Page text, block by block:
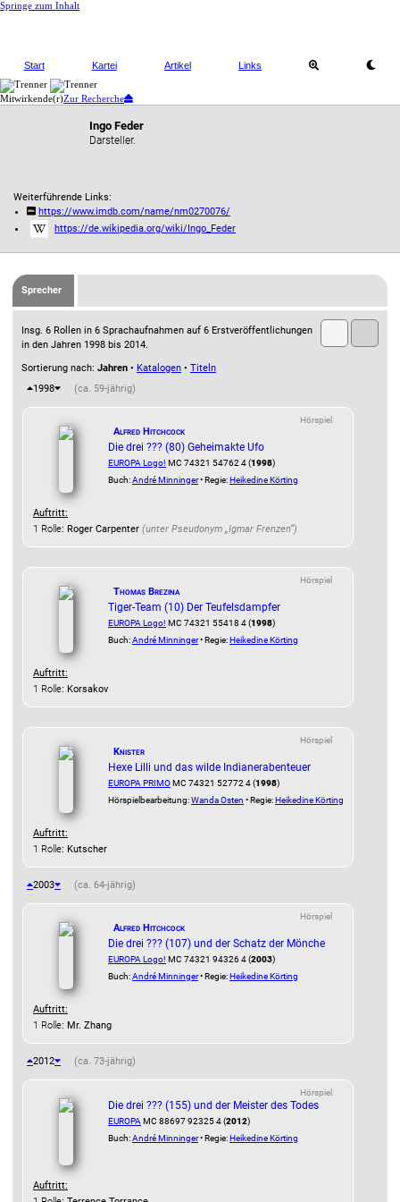
Springe zum Inhalt
Start Kartei Artikel Links
Mitwirkende(r)Zur Recherche
Ingo Feder
Darsteller.
Weiterführende Links:
https://www.imdb.com/name/nm0270076/
https://de.wikipedia.org/wiki/Ingo_Feder
Sprecher
Insg. 6 Rollen in 6 Sprachaufnahmen auf 6 Erstveröffentlichungen
in den Jahren 1998 bis 2014.
Sortierung nach: Jahren • Katalogen • Titeln
1998
(ca. 59-jährig)
Hörspiel
Alfred Hitchcock
Die drei ??? (80) Geheimakte Ufo
EUROPA Logo! MC 74321 54762 4 (1998)
Buch:André Minninger• Regie:Heikedine Körting
Auftritt:
1 Rolle: Roger Carpenter (unter Pseudonym „Igmar Frenzen“)
Hörspiel
Thomas Brezina
Tiger-Team (10) Der Teufelsdampfer
EUROPA Logo! MC 74321 55418 4 (1998)
Buch:André Minninger• Regie:Heikedine Körting
Auftritt:
1 Rolle: Korsakov
Hörspiel
Knister
Hexe Lilli und das wilde Indianerabenteuer
EUROPA PRIMOMC 74321 52772 4 (1998)
Hörspielbearbeitung:Wanda Osten • Regie:Heikedine Körting
Auftritt:
1 Rolle: Kutscher
2003 (ca. 64-jährig)
Hörspiel
Alfred Hitchcock
Die drei ??? (107) und der Schatz der Mönche
EUROPA Logo! MC 74321 94326 4 (2003)
Buch:André Minninger• Regie:Heikedine Körting
Auftritt:
1 Rolle: Mr. Zhang
2012 (ca. 73-jährig)
Hörspiel
Die drei ??? (155) und der Meister des Todes
EUROPA MC 88697 92325 4 (2012)
Buch:André Minninger• Regie: Heikedine Körting
Auftritt: